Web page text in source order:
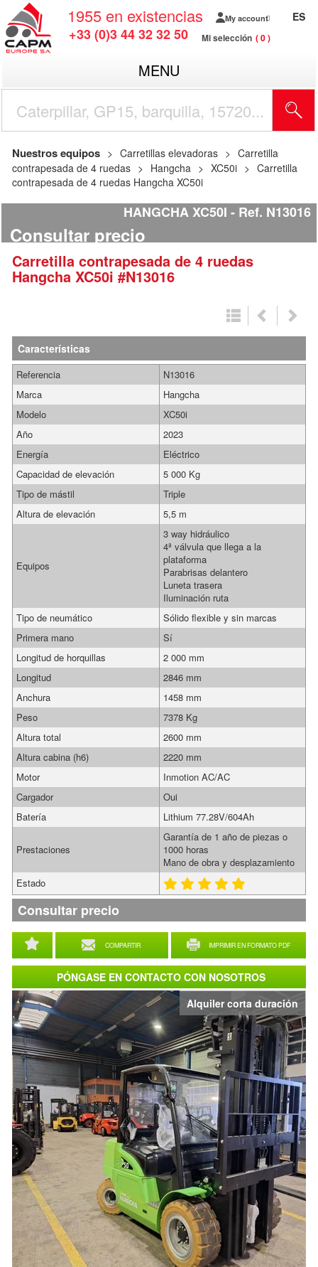
1955 en existencias
+33 (0)3 44 32 32 50
My account
Mi selección 0
ES
MENU
Nuestros equipos Carretillas elevadoras
Carretilla
contrapesada de 4 ruedas
Hangcha XC50i
Carretilla
contrapesada de 4 ruedas Hangcha XC50i
HANGCHA XC50I Ref. N13016
Consultar precio
Carretilla contrapesada de 4 ruedas
Hangcha XC50i #N13016
Alquiler corta duración
Características
COMPARTIR IMPRIMIR EN FORMATO PDF
Referencia
N13016
Marca
Hangcha
Modelo
XC50i
Año
2023
Energía
Eléctrico
Capacidad de elevación
5 000 Kg
Tipo de mástil
Triple
Altura de elevación
5,5 m
Equipos
3 way hidráulico
4ª válvula que llega a la
plataforma
Parabrisas delantero
Luneta trasera
Iluminación ruta
Tipo de neumático
Sólido flexible y sin marcas
Primera mano
Sí
Longitud de horquillas
2 000 mm
Longitud
2846 mm
Anchura
1458 mm
Peso
7378 Kg
Altura total
2600 mm
Altura cabina (h6)
2220 mm
Motor
Inmotion AC/AC
Cargador
Oui
Batería
Lithium 77.28V/604Ah
Prestaciones
Garantía de 1 año de piezas o
1000 horas
Mano de obra y desplazamiento
Estado
Consultar precio
PÓNGASE EN CONTACTO CON NOSOTROS